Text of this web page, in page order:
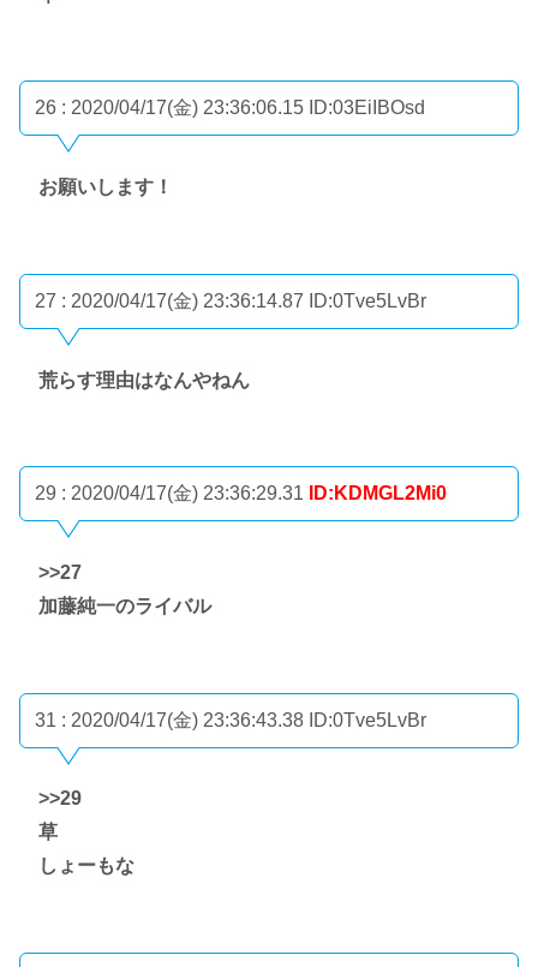
26 : 2020/04/17(金) 23:36:06.15 ID:03EiIBOsd
お願いします！
27 : 2020/04/17(金) 23:36:14.87 ID:0Tve5LvBr
荒らす理由はなんやねん
29 : 2020/04/17(金) 23:36:29.31 ID:KDMGL2Mi0
>>27
加藤純一のライバル
31 : 2020/04/17(金) 23:36:43.38 ID:0Tve5LvBr
>>29
草
しょーもな